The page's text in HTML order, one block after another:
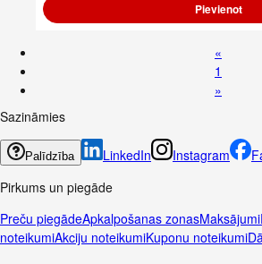
Pievienot
«
1
»
Sazināmies
Palīdzība LinkedIn Instagram
Pirkums un piegāde
Preču piegādeApkalpošanas zonasMaksājumi
noteikumiAkciju noteikumiKuponu noteikumi